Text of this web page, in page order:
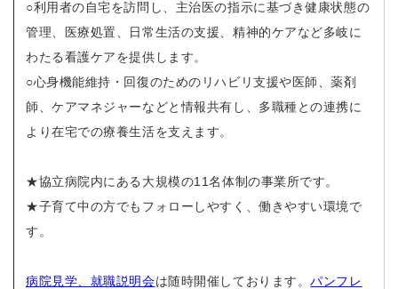
○利用者の自宅を訪問し、主治医の指示に基づき健康状態の
管理、医療処置、日常生活の支援、精神的ケアなど多岐に
わたる看護ケアを提供します。
○心身機能維持・回復のためのリハビリ支援や医師、薬剤
師、ケアマネジャーなどと情報共有し、多職種との連携に
より在宅での療養生活を支えます。
★協立病院内にある大規模の11名体制の事業所です。
★子育て中の方でもフォローしやすく、働きやすい環境で
す。
病院見学、就職説明会は随時開催しております。パンフレ